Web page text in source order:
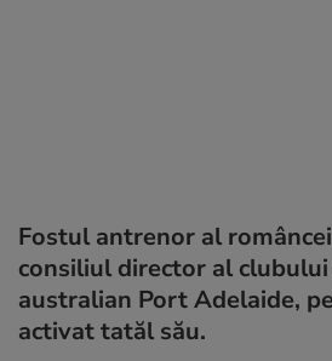
Fostul antrenor al
consiliul director al
australian Port Adelaide,
activat tatăl său.